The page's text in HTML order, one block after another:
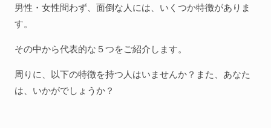
男性・女性問わず、面倒な人には、いくつか特徴がありま
す。
その中から代表的な５つをご紹介します。
周りに、以下の特徴を持つ人はいませんか？また、あなた
は、いかがでしょうか？